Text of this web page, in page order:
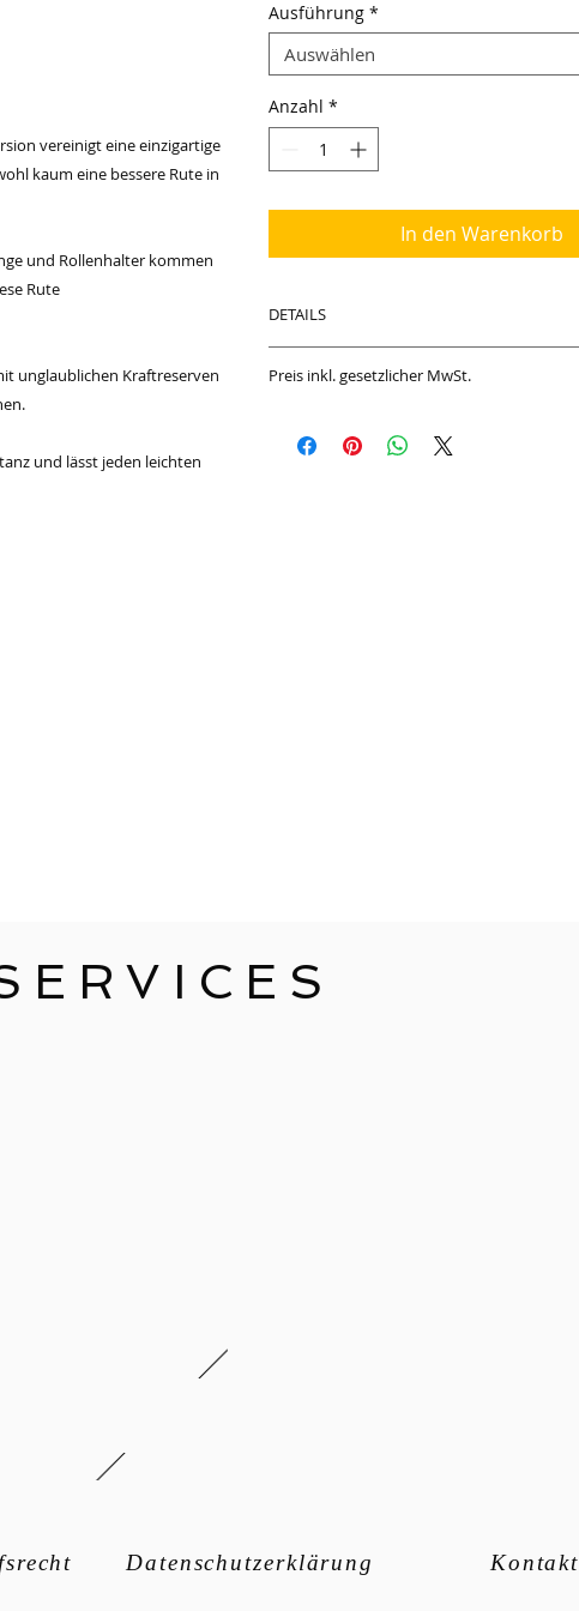
vereinigt eine einzigartige
kaum eine bessere Rute in
und Rollenhalter kommen
Rute
unglaublichen Kraftreserven
und lässt jeden leichten
Ausführung *
Auswählen
Anzahl *
In den Warenkorb
DETAILS
- 50 T Toray Carbon
- 110 / 118 Gramm leicht!
- Fuji Alconite Beringung
Preis inkl. gesetzlicher MwSt.
Datenschutzerklärung Kontakt